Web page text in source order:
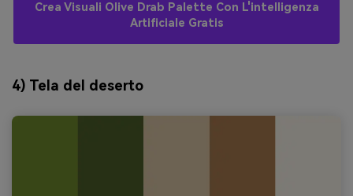
Crea Visuali Olive Drab Palette Con L'intelligenza
Artificiale Gratis
4) Tela del deserto